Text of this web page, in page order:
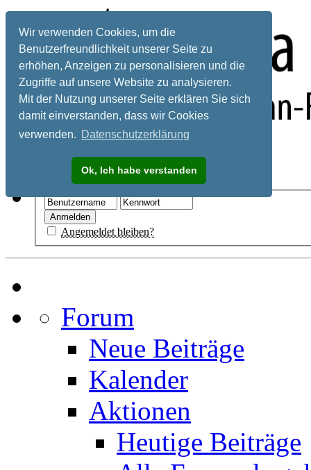
Wir verwenden Cookies, um die
Benutzerfreundlichkeit unserer Seite zu
erhöhen, Anzeigen zu personalisieren und die
Zugriffe auf unsere Website zu analysieren.
Mit der Nutzung unserer Seite erklären Sie sich
damit einverstanden, dass wir Cookies
verwenden. Datenschutzerklärung
Ok, Ich habe verstanden
Registrieren
Angemeldet bleiben?
Forum
Neue Beiträge
Kalender
Aktionen
Heutige Beiträge